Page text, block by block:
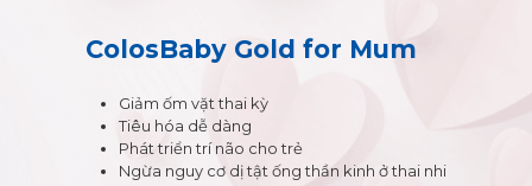
ColosBaby Gold for Mum
Giảm ốm vặt thai kỳ
Tiêu hóa dễ dàng
Phát triển trí não cho trẻ
Ngừa nguy cơ dị tật ống thần kinh ở thai nhi